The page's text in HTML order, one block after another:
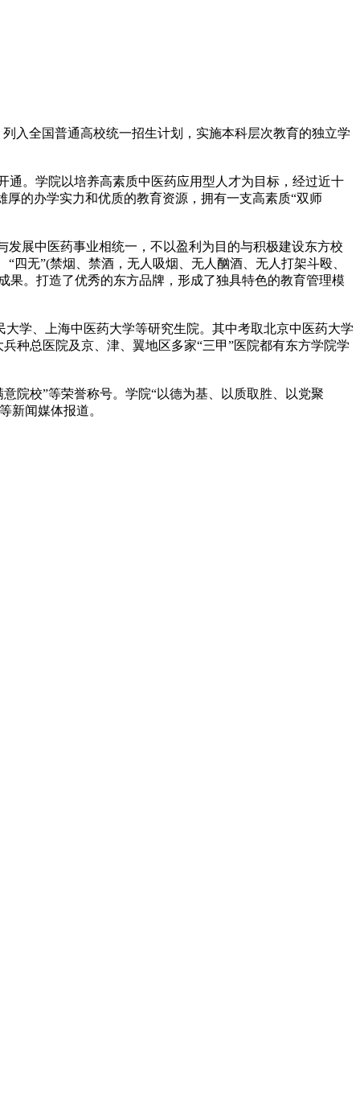
入全国普通高校统一招生计划，实施本科层次教育的独立学
。学院以培养高素质中医药应用型人才为目标，经过近十
的办学实力和优质的教育资源，拥有一支高素质“双师
展中医药事业相统一，不以盈利为目的与积极建设东方校
四无”(禁烟、禁酒，无人吸烟、无人酗酒、无人打架斗殴、
果。打造了优秀的东方品牌，形成了独具特色的教育管理模
学、上海中医药大学等研究生院。其中考取北京中医药大学
种总医院及京、津、翼地区多家“三甲”医院都有东方学院学
院校”等荣誉称号。学院“以德为基、以质取胜、以党聚
新闻媒体报道。